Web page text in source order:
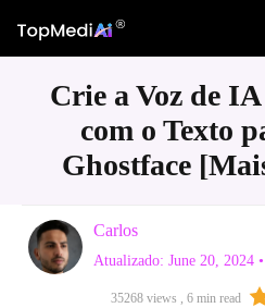
Crie a Voz de
com o Texto
Ghostface
Carlos
Atualizado: June 20, 2024•
35268 views , 6 min read